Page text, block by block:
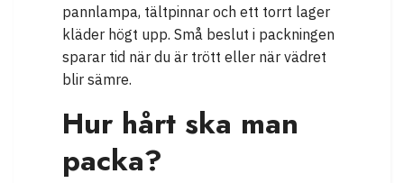
pannlampa, tältpinnar och ett torrt lager
kläder högt upp. Små beslut i packningen
sparar tid när du är trött eller när vädret
blir sämre.
Hur hårt ska man
packa?